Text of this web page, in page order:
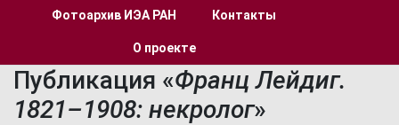
Фотоархив ИЭА РАН Контакты
О проекте
Публикация «Франц Лейдиг.
1821–1908: некролог»